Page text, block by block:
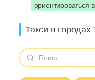
ориентироваться
Такси в городах